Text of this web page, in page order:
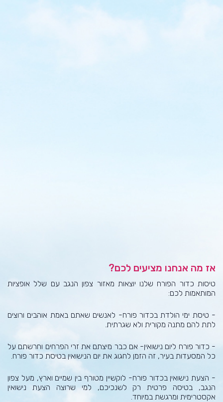
אז מה אנחנו מציעים לכם?
טיסות כדור הפורח שלנו יוצאות מאזור צפון הנגב עם שלל אופציות
המותאמות לכם:
- טיסת ימי הולדת בכדור פורח- לאנשים שאתם באמת אוהבים ורוצים
לתת להם מתנה מקורית ולא שגרתית.
- כדור פורח ליום נישואין- אם כבר מיצתם את זרי הפרחים וחרשתם על
כל המסעדות בעיר, זה הזמן לחגוג את יום הנישואין בטיסת כדור פורח.
- הצעת נישואין בכדור פורח- לוקשיין מטורף בין שמיים וארץ, מעל צפון
הנגב, בטיסה פרטית רק לשנכיכם, למי שרוצה הצעת נישואין
אקסטרימית ומרגשת במיוחד.